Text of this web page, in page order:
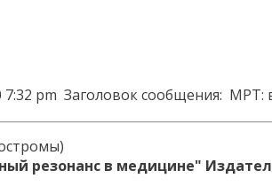
pm Заголовок сообщения: МРТ:
резонанс в медицине"